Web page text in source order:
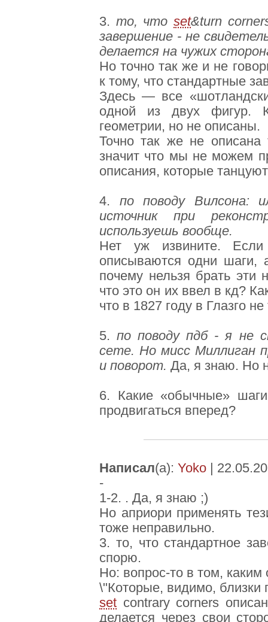
3. то, чтоset&turn
завершение - не
делается на чужих
Но точно так же и не
к тому, что стандартные
Здесь — все
одной из двух фигур.
геометрии, но не описаны.
Точно так же не
значит что мы не можем
описания, которые
4. по поводу Вилсона:
источник при
используешь вообще.
Нет уж извините.
описываются одни шаги,
почему нельзя брать эти
что это он их ввел в кд?
что в 1827 году в Глазго
5.по поводу пдб - я не
сете. Но мисс Миллиган
и поворот. Да, я знаю. Но
6. Какие «обычные»
продвигаться вперед?
Написал(а): Yoko |
-
1-2. . Да, я знаю ;)
Но априори применять
тоже неправильно.
3. то, что стандартное
спорю.
Но: вопрос-то в том,
\"Которые, видимо, близки
set contrary corners
делается через свои